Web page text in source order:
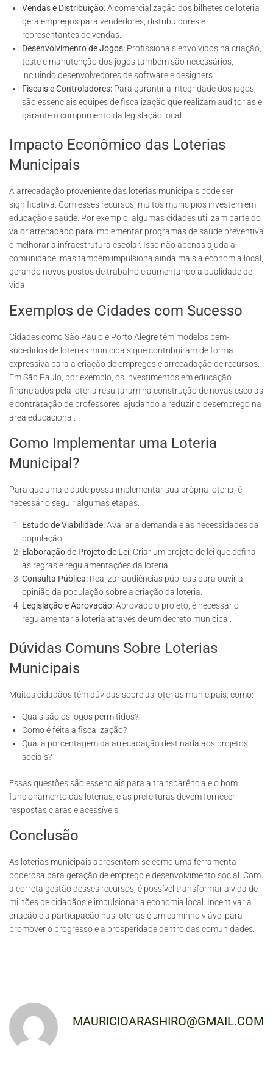
Vendas e Distribuição:A comercialização dos bilhetes de loteria
gera empregos para vendedores, distribuidores e
representantes de vendas.
Desenvolvimento de Jogos: Profissionais envolvidos na criação,
teste e manutenção dos jogos também são necessários,
incluindo desenvolvedores de software e designers.
Fiscais e Controladores: Para garantir a integridade dos jogos,
são essenciais equipes de fiscalização que realizam auditorias e
garante o cumprimento da legislação local.
Impacto Econômico das Loterias
Municipais
A arrecadação proveniente das loterias municipais pode ser
significativa. Com esses recursos, muitos municípios investem em
educação e saúde. Por exemplo, algumas cidades utilizam parte do
valor arrecadado para implementar programas de saúde preventiva
e melhorar a infraestrutura escolar. Isso não apenas ajuda a
comunidade, mas também impulsiona ainda mais a economia local,
gerando novos postos de trabalho e aumentando a qualidade de
vida.
Exemplos de Cidades com Sucesso
Cidades como São Paulo e Porto Alegre têm modelos bem-
sucedidos de loterias municipais que contribuíram de forma
expressiva para a criação de empregos e arrecadação de recursos.
Em São Paulo, por exemplo, os investimentos em educação
financiados pela loteria resultaram na construção de novas escolas
e contratação de professores, ajudando a reduzir o desemprego na
área educacional.
Como Implementar uma Loteria
Municipal?
Para que uma cidade possa implementar sua própria loteria, é
necessário seguir algumas etapas:
Estudo de Viabilidade:Avaliar a demanda e as necessidades da
população.
Elaboração de Projeto de Lei: Criar um projeto de lei que defina
as regras e regulamentações da loteria.
Consulta Pública: Realizar audiências públicas para ouvir a
opinião da população sobre a criação da loteria.
Legislação e Aprovação:Aprovado o projeto, é necessário
regulamentar a loteria através de um decreto municipal.
Dúvidas Comuns Sobre Loterias
Municipais
Muitos cidadãos têm dúvidas sobre as loterias municipais, como:
Quais são os jogos permitidos?
Como é feita a fiscalização?
Qual a porcentagem da arrecadação destinada aos projetos
sociais?
Essas questões são essenciais para a transparência e o bom
funcionamento das loterias, e as prefeituras devem fornecer
respostas claras e acessíveis.
Conclusão
As loterias municipais apresentam-se como uma ferramenta
poderosa para geração de emprego e desenvolvimento social. Com
a correta gestão desses recursos, é possível transformar a vida de
milhões de cidadãos e impulsionar a economia local. Incentivar a
criação e a participação nas loterias é um caminho viável para
promover o progresso e a prosperidade dentro das comunidades.
MAURICIOARASHIRO@GMAIL.COM